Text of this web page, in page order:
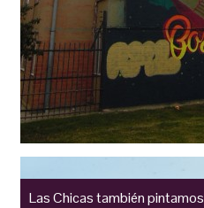
Las Chicas también pintamos